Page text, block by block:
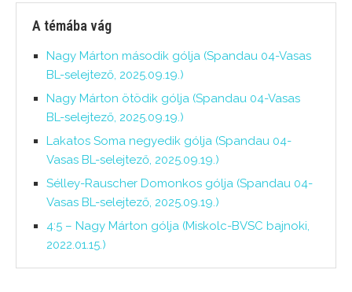
A témába vág
Nagy Márton második gólja (Spandau 04-Vasas
BL-selejtező, 2025.09.19.)
Nagy Márton ötödik gólja (Spandau 04-Vasas
BL-selejtező, 2025.09.19.)
Lakatos Soma negyedik gólja (Spandau 04-
Vasas BL-selejtező, 2025.09.19.)
Sélley-Rauscher Domonkos gólja (Spandau 04-
Vasas BL-selejtező, 2025.09.19.)
4:5 – Nagy Márton gólja (Miskolc-BVSC bajnoki,
2022.01.15.)